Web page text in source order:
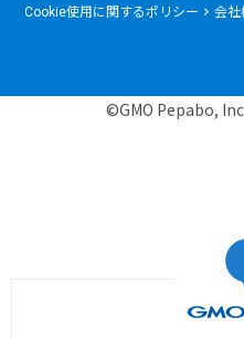
Cookie使用に関するポリシー
会社
©GMO Pepabo,